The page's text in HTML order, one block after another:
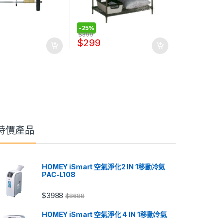
-25%
$299
$399
價產品
HOMEY iSmart 空氣淨化2 IN 1移動冷氣
PAC-L108
$3988 $8688
HOMEY iSmart 空氣淨化 4 IN 1移動冷氣